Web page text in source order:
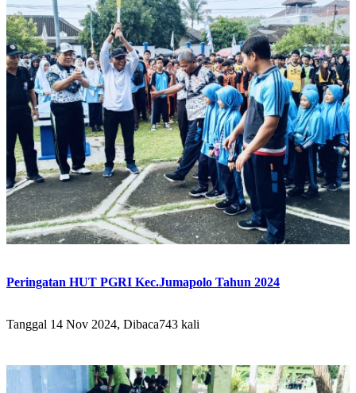
Peringatan HUT PGRI Kec.Jumapolo Tahun 2024
Tanggal 14 Nov 2024, Dibaca743 kali